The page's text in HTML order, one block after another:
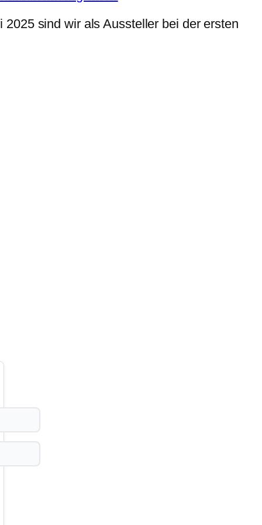
sind wir als Aussteller bei der ersten